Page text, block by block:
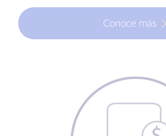
Conoce más